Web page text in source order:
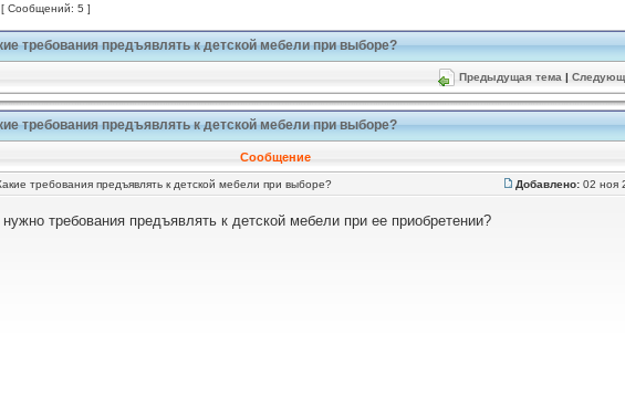
[ Сообщений: 5 ]
требования предъявлять к детской мебели при выборе?
Предыдущая тема |
требования предъявлять к детской мебели при выборе?
Сообщение
требования предъявлять к детской мебели при выборе? Добавлено: 02 ноя
нужно требования предъявлять к детской мебели при ее приобретении?